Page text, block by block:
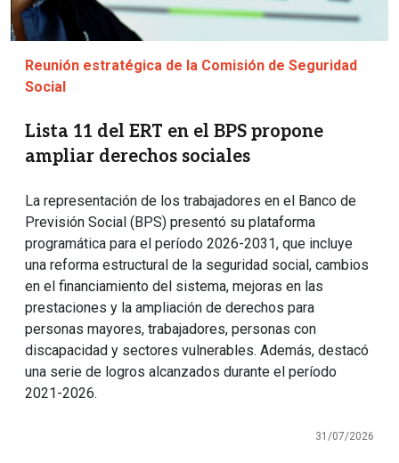
Reunión estratégica de la Comisión de Seguridad
Social
Lista 11 del ERT en el BPS propone
ampliar derechos sociales
La representación de los trabajadores en el Banco de
Previsión Social (BPS) presentó su plataforma
programática para el período 2026-2031, que incluye
una reforma estructural de la seguridad social, cambios
en el financiamiento del sistema, mejoras en las
prestaciones y la ampliación de derechos para
personas mayores, trabajadores, personas con
discapacidad y sectores vulnerables. Además, destacó
una serie de logros alcanzados durante el período
2021-2026.
31/07/2026